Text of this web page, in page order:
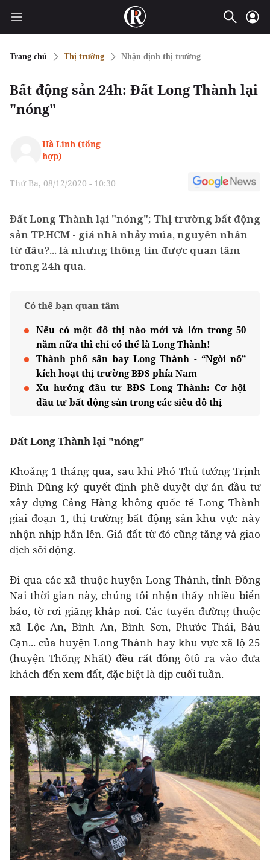
Trang chủ Thị trường Nhận định thị trường
Bất động sản 24h: Đất Long Thành lại
"nóng"
Hà Linh (tổng
hợp)
Thứ Ba, 08/12/2020 - 10:30
Đất Long Thành lại "nóng"; Thị trường bất động
sản TP.HCM - giá nhà nhảy múa, nguyên nhân
từ đâu?... là những thông tin được quan tâm
trong 24h qua.
Có thể bạn quan tâm
Nếu có một đô thị nào mới và lớn trong 50
năm nữa thì chỉ có thể là Long Thành!
Thành phố sân bay Long Thành - “Ngòi nổ”
kích hoạt thị trường BĐS phía Nam
Xu hướng đầu tư BĐS Long Thành: Cơ hội
đầu tư bất động sản trong các siêu đô thị
Đất Long Thành lại "nóng"
Khoảng 1 tháng qua, sau khi Phó Thủ tướng Trịnh
Đình Dũng ký quyết định phê duyệt dự án đầu tư
xây dựng Cảng Hàng không quốc tế Long Thành
giai đoạn 1, thị trường bất động sản khu vực này
nhộn nhịp hẳn lên. Giá đất từ đó cũng tăng và giao
dịch sôi động.
Đi qua các xã thuộc huyện Long Thành, tỉnh Đồng
Nai thời gian này, chúng tôi nhận thấy nhiều biển
báo, tờ rơi giăng khắp nơi. Các tuyến đường thuộc
xã Lộc An, Bình An, Bình Sơn, Phước Thái, Bàu
Cạn... của huyện Long Thành hay khu vực xã lộ 25
(huyện Thống Nhất) đều rất đông ôtô ra vào đưa
khách đến xem đất, đặc biệt là dịp cuối tuần.